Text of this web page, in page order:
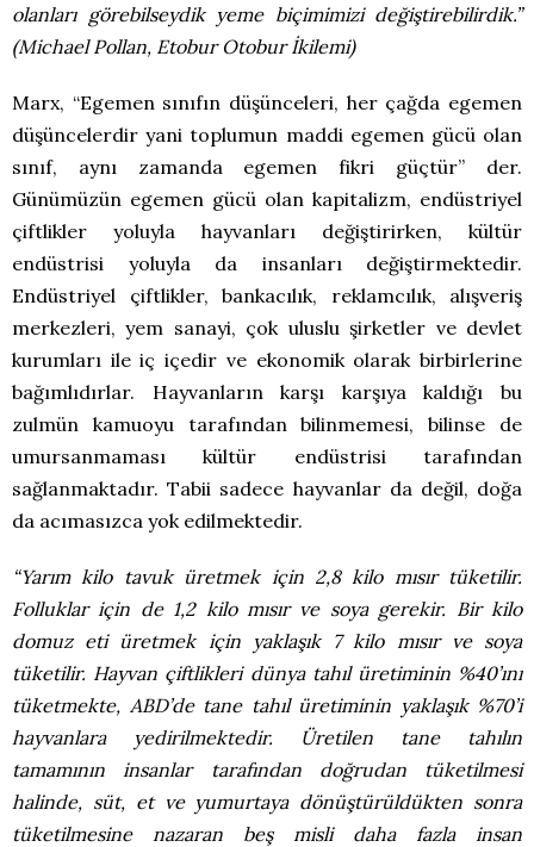
olanları görebilseydik yeme biçimimizi değiştirebilirdik.”
(Michael Pollan, Etobur Otobur İkilemi)
Marx, “Egemen sınıfın düşünceleri, her çağda egemen
düşüncelerdir yani toplumun maddi egemen gücü olan
sınıf, aynı zamanda egemen fikri güçtür” der.
Günümüzün egemen gücü olan kapitalizm, endüstriyel
çiftlikler yoluyla hayvanları değiştirirken, kültür
endüstrisi yoluyla da insanları değiştirmektedir.
Endüstriyel çiftlikler, bankacılık, reklamcılık, alışveriş
merkezleri, yem sanayi, çok uluslu şirketler ve devlet
kurumları ile iç içedir ve ekonomik olarak birbirlerine
bağımlıdırlar. Hayvanların karşı karşıya kaldığı bu
zulmün kamuoyu tarafından bilinmemesi, bilinse de
umursanmaması kültür endüstrisi tarafından
sağlanmaktadır. Tabii sadece hayvanlar da değil, doğa
da acımasızca yok edilmektedir.
“Yarım kilo tavuk üretmek için 2,8 kilo mısır tüketilir.
Folluklar için de 1,2 kilo mısır ve soya gerekir. Bir kilo
domuz eti üretmek için yaklaşık 7 kilo mısır ve soya
tüketilir. Hayvan çiftlikleri dünya tahıl üretiminin %40’ını
tüketmekte, ABD’de tane tahıl üretiminin yaklaşık %70’i
hayvanlara yedirilmektedir. Üretilen tane tahılın
tamamının insanlar tarafından doğrudan tüketilmesi
halinde, süt, et ve yumurtaya dönüştürüldükten sonra
tüketilmesine nazaran beş misli daha fazla insan